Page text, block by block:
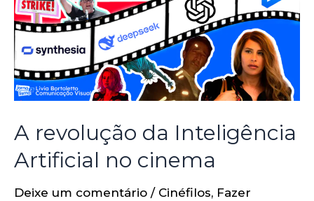
A revolução da Inteligência
Artificial no cinema
Deixe um comentário / Cinéfilos, Fazer